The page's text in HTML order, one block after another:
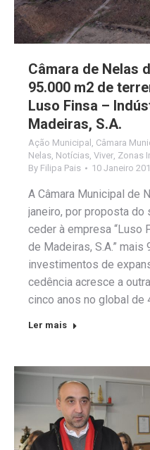
Câmara de Nelas
95.000 m2 de
Luso Finsa –
Madeiras, S.A.
Ação Municipal , Câmara
Nelas, Notícias, Viver, Zonas
By Filipa Pais 10 Janeiro
A Câmara Municipal de
janeiro, por proposta
ceder à empresa “Luso
de Madeiras, S.A.”
investimentos de
cedência acresce a
cinco anos no global de
Ler mais